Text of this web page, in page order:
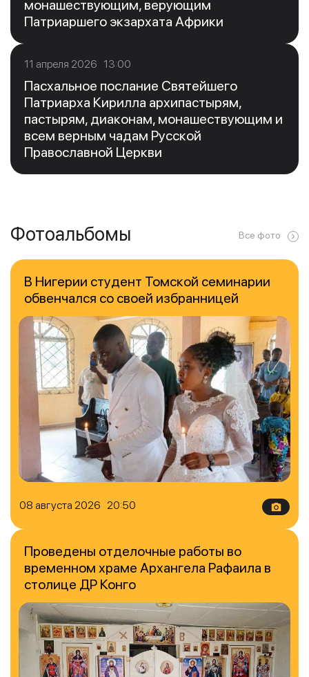
монашествующим, верующим
Патриаршего экзархата Африки
11 апреля 2026 13:00
Пасхальное послание Святейшего
Патриарха Кирилла архипастырям,
пастырям, диаконам, монашествующим и
всем верным чадам Русской
Православной Церкви
Фотоальбомы Все фото
08 августа 2026 20:50
В Нигерии студент Томской семинарии
обвенчался со своей избранницей
Проведены отделочные работы во
временном храме Архангела Рафаила в
столице ДР Конго